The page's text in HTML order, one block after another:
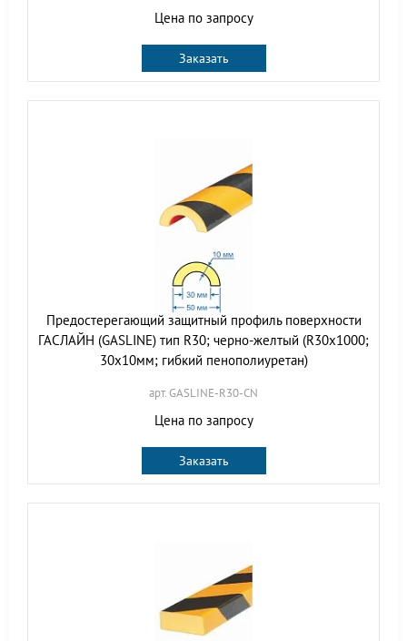
Цена по запросу
Заказать
Предостерегающий защитный профиль поверхности
ГАСЛАЙН (GASLINE) тип R30; черно-желтый (R30х1000;
30х10мм; гибкий пенополиуретан)
арт. GASLINE-R30-CN
Цена по запросу
Заказать